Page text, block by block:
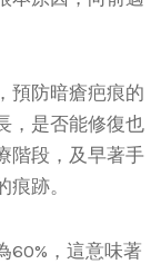
預防暗瘡疤痕的
，是否能修復也
階段，及早著手
跡。
60%，這意味著